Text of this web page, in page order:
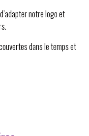
notre logo et
dans le temps et